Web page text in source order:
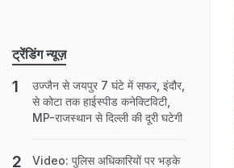
ट्रेंडिंग न्यूज़
उज्जैन से जयपुर 7 घंटे में सफर, इंदौर,
से कोटा तक हाईस्पीड कनेक्टिविटी,
MP-राजस्थान से दिल्ली की दूरी घटेगी
Video: पुलिस अधिकारियों पर भड़के